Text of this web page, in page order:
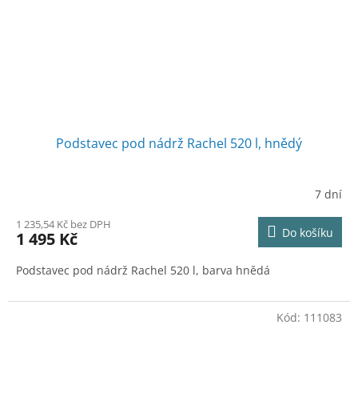
Podstavec pod nádrž Rachel 520 l, hnědý
7 dní
1 235,54 Kč bez DPH
1 495 Kč Do košíku
Podstavec pod nádrž Rachel 520 l, barva hnědá
Kód: 111083